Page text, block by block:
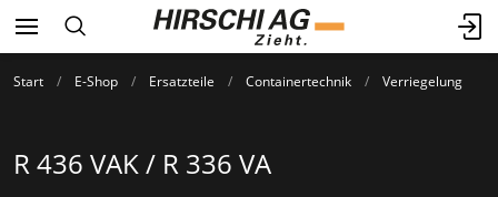
Start E-Shop Ersatzteile Containertechnik Verriegelung
R 436 VAK / R 336 VA